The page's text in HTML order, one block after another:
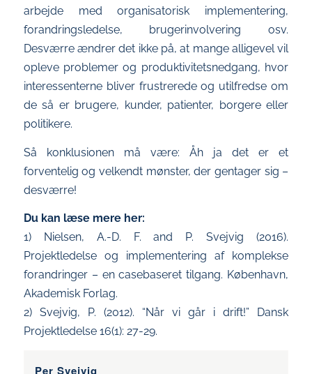
arbejde med organisatorisk implementering,
forandringsledelse, brugerinvolvering osv.
Desværre ændrer det ikke på, at mange alligevel vil
opleve problemer og produktivitetsnedgang, hvor
interessenterne bliver frustrerede og utilfredse om
de så er brugere, kunder, patienter, borgere eller
politikere.
Så konklusionen må være: Åh ja det er et
forventelig og velkendt mønster, der gentager sig –
desværre!
Du kan læse mere her:
1) Nielsen, A.-D. F. and P. Svejvig (2016).
Projektledelse og implementering af komplekse
forandringer – en casebaseret tilgang. København,
Akademisk Forlag.
2) Svejvig, P. (2012). “Når vi går i drift!” Dansk
Projektledelse 16(1): 27-29.
Per Svejvig